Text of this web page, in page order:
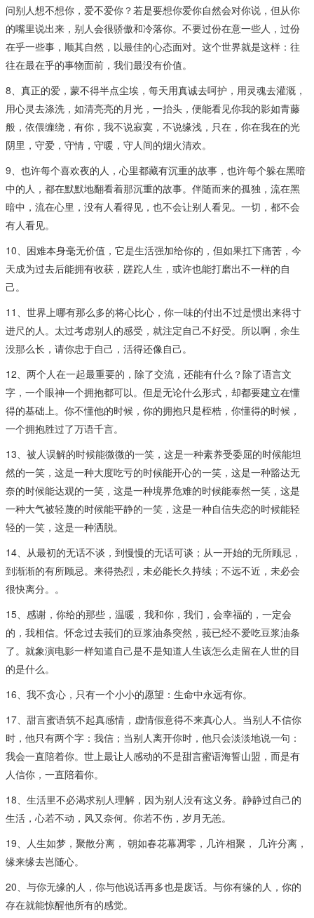
问别人想不想你，爱不爱你？若是要想你爱你自然会对你说，但从你
的嘴里说出来，别人会很骄傲和冷落你。不要过份在意一些人，过份
在乎一些事，顺其自然，以最佳的心态面对。这个世界就是这样：往
往在最在乎的事物面前，我们最没有价值。
8、真正的爱，蒙不得半点尘埃，每天用真诚去呵护，用灵魂去灌溉，
用心灵去涤洗，如清亮亮的月光，一抬头，便能看见你我的影如青藤
般，依偎缠绕，有你，我不说寂寞，不说缘浅，只在，你在我在的光
阴里，守爱，守情，守暖，守人间的烟火清欢。
9、也许每个喜欢夜的人，心里都藏有沉重的故事，也许每个躲在黑暗
中的人，都在默默地翻看着那沉重的故事。伴随而来的孤独，流在黑
暗中，流在心里，没有人看得见，也不会让别人看见。一切，都不会
有人看见。
10、困难本身毫无价值，它是生活强加给你的，但如果扛下痛苦，今
天成为过去后能拥有收获，蹉跎人生，或许也能打磨出不一样的自
己。
11、世界上哪有那么多的将心比心，你一味的付出不过是惯出来得寸
进尺的人。太过考虑别人的感受，就注定自己不好受。所以啊，余生
没那么长，请你忠于自己，活得还像自己。
12、两个人在一起最重要的，除了交流，还能有什么？除了语言文
字，一个眼神一个拥抱都可以。但是无论什么形式，却都要建立在懂
得的基础上。你不懂他的时候，你的拥抱只是桎梏，你懂得的时候，
一个拥抱胜过了万语千言。
13、被人误解的时候能微微的一笑，这是一种素养受委屈的时候能坦
然的一笑，这是一种大度吃亏的时候能开心的一笑，这是一种豁达无
奈的时候能达观的一笑，这是一种境界危难的时候能泰然一笑，这是
一种大气被轻蔑的时候能平静的一笑，这是一种自信失恋的时候能轻
轻的一笑，这是一种洒脱。
14、从最初的无话不谈，到慢慢的无话可谈；从一开始的无所顾忌，
到渐渐的有所顾忌。来得热烈，未必能长久持续；不远不近，未必会
很快离分。。
15、感谢，你给的那些，温暖，我和你，我们，会幸福的，一定会
的，我相信。怀念过去莪们的豆浆油条突然，莪已经不爱吃豆浆油条
了。就象演电影一样知道自己是不是知道人生该怎么走留在人世的目
的是什么。
16、我不贪心，只有一个小小的愿望：生命中永远有你。
17、甜言蜜语筑不起真感情，虚情假意得不来真心人。当别人不信你
时，他只有两个字：我信；当别人离开你时，他只会淡淡地说一句：
我会一直陪着你。世上最让人感动的不是甜言蜜语海誓山盟，而是有
人信你，一直陪着你。
18、生活里不必渴求别人理解，因为别人没有这义务。静静过自己的
生活，心若不动，风又奈何。你若不伤，岁月无恙。
19、人生如梦，聚散分离， 朝如春花幕凋零，几许相聚， 几许分离，
缘来缘去岂随心。
20、与你无缘的人，你与他说话再多也是废话。与你有缘的人，你的
存在就能惊醒他所有的感觉。